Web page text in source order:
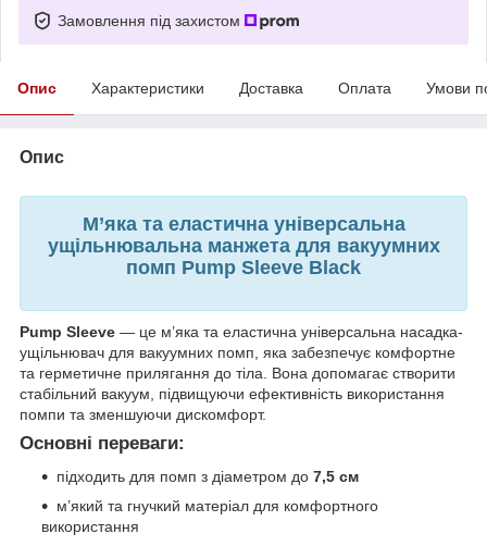
Замовлення під захистом
Опис Характеристики Доставка Оплата Умови
Опис
М’яка та еластична універсальна
ущільнювальна манжета для вакуумних
помп Pump Sleeve Black
Pump Sleeve — це м’яка та еластична універсальна насадка-
ущільнювач для вакуумних помп, яка забезпечує комфортне
та герметичне прилягання до тіла. Вона допомагає створити
стабільний вакуум, підвищуючи ефективність використання
помпи та зменшуючи дискомфорт.
Основні переваги:
підходить для помп з діаметром до 7,5 см
м’який та гнучкий матеріал для комфортного
використання